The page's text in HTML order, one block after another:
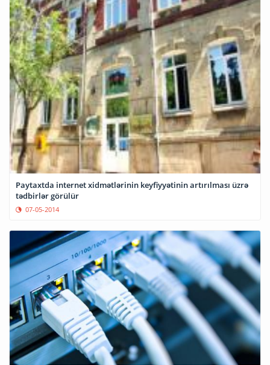
Paytaxtda internet xidmətlərinin keyfiyyətinin artırılması üzrə
tədbirlər görülür
07-05-2014